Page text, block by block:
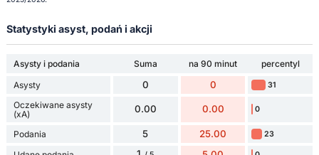
Statystyki asyst, podań i akcji
Asysty i podania Suma na 90 minut
percentyl
Asysty
0 0 31
Oczekiwane asysty
(xA)
0.00 0.00 0
Podania 5 25.00 23